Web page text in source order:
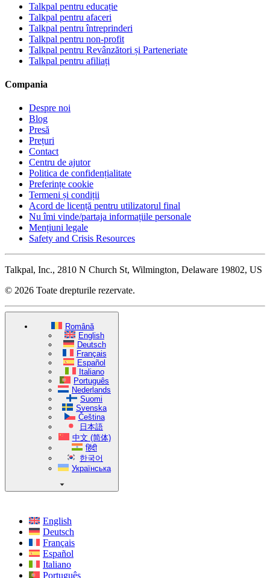
Talkpal pentru educație
Talkpal pentru afaceri
Talkpal pentru întreprinderi
Talkpal pentru non-profit
Talkpal pentru Revânzători și Parteneriate
Talkpal pentru afiliați
Compania
Despre noi
Blog
Presă
Prețuri
Contact
Centru de ajutor
Politica de confidențialitate
Preferințe cookie
Termeni și condiții
Acord de licență pentru utilizatorul final
Nu îmi vinde/partaja informațiile personale
Mențiuni legale
Safety and Crisis Resources
Talkpal, Inc., 2810 N Church St, Wilmington, Delaware 19802, US
© 2026 Toate drepturile rezervate.
Română
English
Deutsch
Français
Español
Italiano
Português
Nederlands
Suomi
Svenska
Čeština
日本語
中文 (简体)
हिंदी
한국어
Українська
English
Deutsch
Français
Español
Italiano
Português